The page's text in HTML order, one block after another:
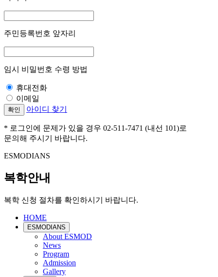
주민등록번호 앞자리
임시 비밀번호 수령 방법
휴대전화
이메일
확인 아이디 찾기
* 로그인에 문제가 있을 경우 02-511-7471 (내선 101)로
문의해 주시기 바랍니다.
ESMODIANS
복학안내
복학 신청 절차를 확인하시기 바랍니다.
HOME
ESMODIANS
About ESMOD
News
Program
Admission
Gallery